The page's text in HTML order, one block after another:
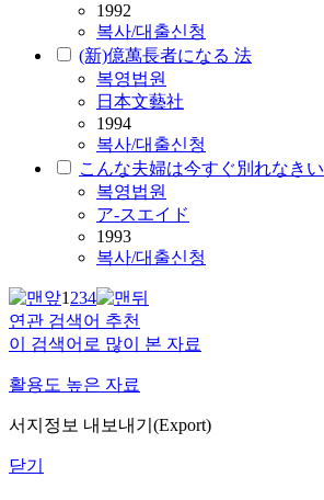
1992
복사/대출신청
(新)億萬長者になる 法
복영법원
日本文藝社
1994
복사/대출신청
こんな夫婦は今すぐ別れなきい
복영법원
ア-スエイド
1993
복사/대출신청
1234
연관 검색어 추천
이 검색어로 많이 본 자료
활용도 높은 자료
서지정보 내보내기(Export)
닫기